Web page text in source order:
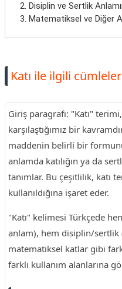
2. Disiplin ve Sertlik
3. Matematiksel ve Diğer
Katı ile ilgili
Giriş paragrafı: "Katı"
karşılaştığımız bir
maddenin belirli bir
anlamda katılığın ya da
tanımlar. Bu çeşitlilik, katı
kullanıldığına işaret eder.
"Katı" kelimesi Türkçede
anlam), hem disiplin/sertlik
matematiksel katlar gibi
farklı kullanım alanlarına